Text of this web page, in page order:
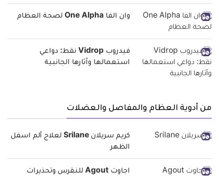
وان الفا One Alpha لصحة العظام
فيدروب Vidrop نقط: دواعي
استعمالها وآثارها الجانبية
من أدوية العظام والمفاصل والعضلات
كريم سريلان Srilane لعلاج ألم اسفل
الظهر
اجاوت Agout للنقرس وتحذيرات